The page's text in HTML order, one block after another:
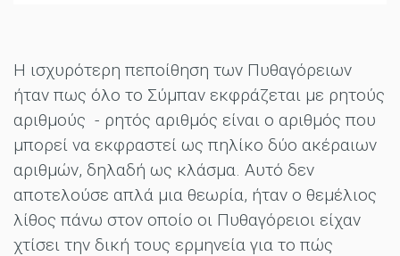
Η ισχυρότερη πεποίθηση των Πυθαγόρειων
ήταν πως όλο το Σύμπαν εκφράζεται με ρητούς
αριθμούς - ρητός αριθμός είναι ο αριθμός που
μπορεί να εκφραστεί ως πηλίκο δύο ακέραιων
αριθμών, δηλαδή ως κλάσμα. Αυτό δεν
αποτελούσε απλά μια θεωρία, ήταν ο θεμέλιος
λίθος πάνω στον οποίο οι Πυθαγόρειοι είχαν
χτίσει την δική τους ερμηνεία για το πώς